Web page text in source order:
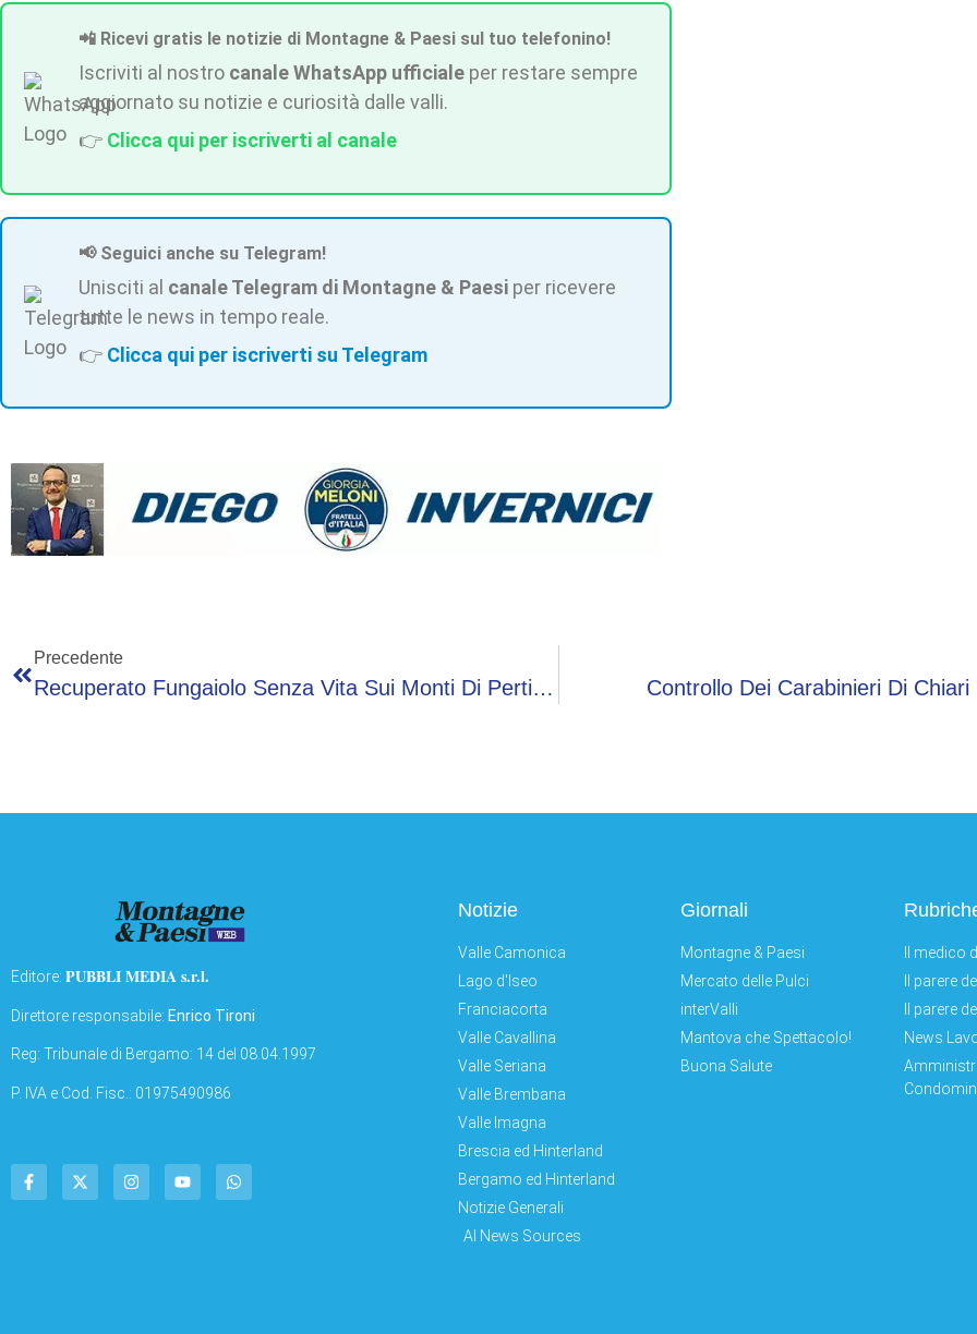
📲 Ricevi gratis le notizie di Montagne & Paesi sul tuo telefonino!
Iscriviti al nostro canale WhatsApp ufficiale per restare sempre
aggiornato su notizie e curiosità dalle valli.
👉 Clicca qui per iscriverti al canale
📢 Seguici anche su Telegram!
Unisciti al canale Telegram di Montagne & Paesi per ricevere
tutte le news in tempo reale.
👉 Clicca qui per iscriverti su Telegram
Precedente
Recuperato Fungaiolo Senza Vita Sui Monti Di Pertica Bassa Controllo Dei Carabinieri Di Chiari
Editore: PUBBLI MEDIA s.r.l.
Direttore responsabile: Enrico Tironi
Reg: Tribunale di Bergamo: 14 del 08.04.1997
P. IVA e Cod. Fisc.: 01975490986
Notizie
Valle Camonica
Lago d'Iseo
Franciacorta
Valle Cavallina
Valle Seriana
Valle Brembana
Valle Imagna
Brescia ed Hinterland
Bergamo ed Hinterland
Notizie Generali
AI News Sources
Giornali
Montagne & Paesi
Mercato delle Pulci
interValli
Mantova che Spettacolo!
Buona Salute
Il medico
Il parere
Il parere
News